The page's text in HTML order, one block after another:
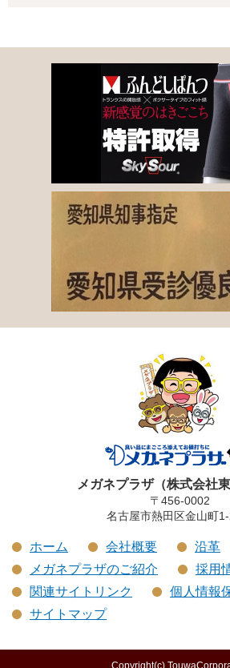
メガネプラザ（株式会社東
〒456-0002
名古屋市熱田区金山町
ホーム 会社概要
沿革
メガネプラザのご紹介
採用
関連サイトリンク
個人情報
サイトマップ